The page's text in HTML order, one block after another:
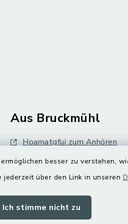
besser zu verstehen,
über den Link in unseren
Ich stimme nicht zu
Aus Bruckmühl
Hoamatgfui zum Anhören
Digitaler Ortsplan